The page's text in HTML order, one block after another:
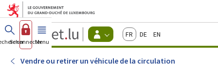
Aller au menu principal
Aller au contenu
Guichet.lu
Changer
d'espace
-
Menu
FrançaisDeutschEnglish
Se connecterMenu principal
Vendre ou retirer un véhicule de la circulation